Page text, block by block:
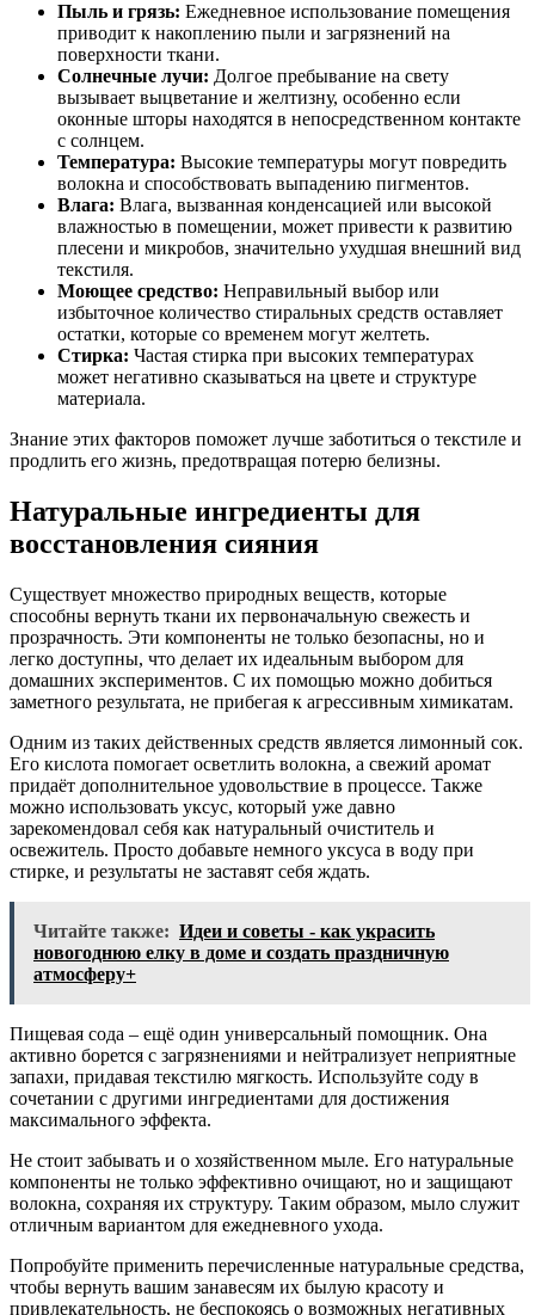
Пыль и грязь: Ежедневное использование помещения
приводит к накоплению пыли и загрязнений на
поверхности ткани.
Солнечные лучи: Долгое пребывание на свету
вызывает выцветание и желтизну, особенно если
оконные шторы находятся в непосредственном контакте
с солнцем.
Температура: Высокие температуры могут повредить
волокна и способствовать выпадению пигментов.
Влага: Влага, вызванная конденсацией или высокой
влажностью в помещении, может привести к развитию
плесени и микробов, значительно ухудшая внешний вид
текстиля.
Моющее средство: Неправильный выбор или
избыточное количество стиральных средств оставляет
остатки, которые со временем могут желтеть.
Стирка: Частая стирка при высоких температурах
может негативно сказываться на цвете и структуре
материала.
Знание этих факторов поможет лучше заботиться о текстиле и
продлить его жизнь, предотвращая потерю белизны.
Натуральные ингредиенты для
восстановления сияния
Существует множество природных веществ, которые
способны вернуть ткани их первоначальную свежесть и
прозрачность. Эти компоненты не только безопасны, но и
легко доступны, что делает их идеальным выбором для
домашних экспериментов. С их помощью можно добиться
заметного результата, не прибегая к агрессивным химикатам.
Одним из таких действенных средств является лимонный сок.
Его кислота помогает осветлить волокна, а свежий аромат
придаёт дополнительное удовольствие в процессе. Также
можно использовать уксус, который уже давно
зарекомендовал себя как натуральный очиститель и
освежитель. Просто добавьте немного уксуса в воду при
стирке, и результаты не заставят себя ждать.
Читайте также: Идеи и советы - как украсить
новогоднюю елку в доме и создать праздничную
атмосферу+
Пищевая сода – ещё один универсальный помощник. Она
активно борется с загрязнениями и нейтрализует неприятные
запахи, придавая текстилю мягкость. Используйте соду в
сочетании с другими ингредиентами для достижения
максимального эффекта.
Не стоит забывать и о хозяйственном мыле. Его натуральные
компоненты не только эффективно очищают, но и защищают
волокна, сохраняя их структуру. Таким образом, мыло служит
отличным вариантом для ежедневного ухода.
Попробуйте применить перечисленные натуральные средства,
чтобы вернуть вашим занавесям их былую красоту и
привлекательность, не беспокоясь о возможных негативных